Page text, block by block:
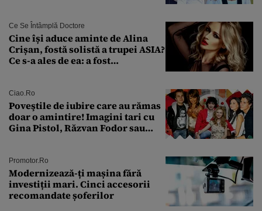
Ce Se Întâmplă Doctore
Cine își aduce aminte de Alina
Crișan, fostă solistă a trupei ASIA?
Ce s-a ales de ea: a fost
Ciao.ro
Poveştile de iubire care au rămas
doar o amintire! Imagini tari cu
Gina Pistol, Răzvan Fodor sau
Promotor.ro
Modernizează-ți mașina fără
investiții mari. Cinci accesorii
recomandate șoferilor